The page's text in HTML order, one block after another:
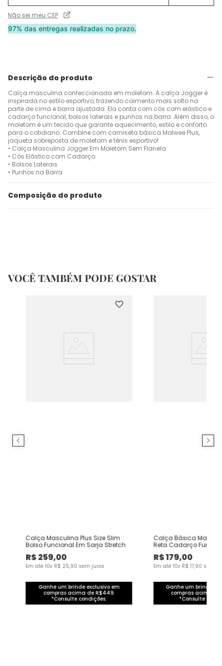
Não sei meu CEP
97% das entregas realizadas no prazo.
Descrição do produto
Calça masculina confeccionada em moletom. A calça Jogger é
inspirada no estilo esportivo, trazendo caimento mais solto na
parte de cima e barra ajustada. Ela conta com cós com elástico e
cadarço funcional, bolsos laterais e punhos na barra. Além disso, o
moletom é um tecido que garante aquecimento, estilo e conforto
para o cotidiano. Combine com camiseta básica Malwee Plus,
jaqueta sobreposta de moletom e tênis esportivo!
• Calça Masculina Jogger Em Moletom Sem Flanela
• Cós Elástico com Cadarço
• Bolsos Laterais
• Punhos na Barra
Composição do produto
VOCÊ TAMBÉM PODE GOSTAR
Calça Masculina Plus Size Slim
Bolso Funcional Em Sarja Stretch
R$259,00
Em até10xR$ 25,90 sem juros
Ganhe um brinde exclusivo em
compras acima de R$449.
*Consulte condições.
Calça Básica
Reta Cadarço
Em Moletom
R$179,00
Em até10x R$ 17,90 sem
Ganhe um brinde
compras acima
*Consulte